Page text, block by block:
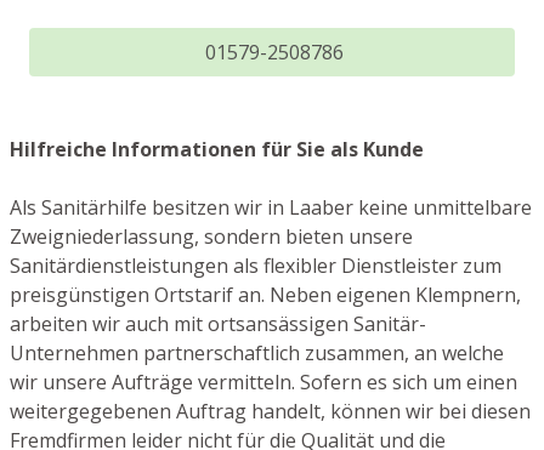
01579-2508786
Hilfreiche Informationen für Sie als Kunde
Als Sanitärhilfe besitzen wir in Laaber keine unmittelbare
Zweigniederlassung, sondern bieten unsere
Sanitärdienstleistungen als flexibler Dienstleister zum
preisgünstigen Ortstarif an. Neben eigenen Klempnern,
arbeiten wir auch mit ortsansässigen Sanitär-
Unternehmen partnerschaftlich zusammen, an welche
wir unsere Aufträge vermitteln. Sofern es sich um einen
weitergegebenen Auftrag handelt, können wir bei diesen
Fremdfirmen leider nicht für die Qualität und die